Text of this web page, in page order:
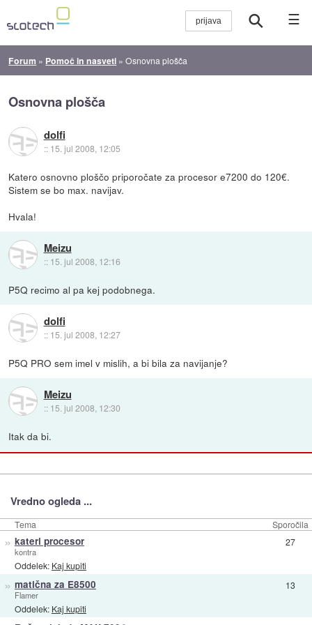
☰
Forum » Pomoč in nasveti »Osnovna plošča
Osnovna plošča
dolfi
:: 15. jul 2008, 12:05
Katero osnovno ploščo priporočate za procesor e7200 do 120€.
Sistem se bo max. navijav.
Hvala!
Meizu
:: 15. jul 2008, 12:16
P5Q recimo al pa kej podobnega.
dolfi
:: 15. jul 2008, 12:27
P5Q PRO sem imel v mislih, a bi bila za navijanje?
Meizu
:: 15. jul 2008, 12:30
Itak da bi.
Vredno ogleda ...
Tema Sporočila
» kateri procesor
kontra
Oddelek: Kaj kupiti
27
» matična za E8500
Flamer
Oddelek: Kaj kupiti
13